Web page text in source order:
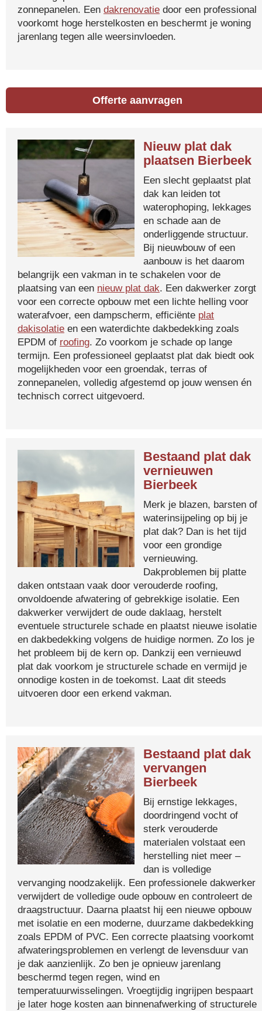
zonnepanelen. Een dakrenovatie door een professional
voorkomt hoge herstelkosten en beschermt je woning
jarenlang tegen alle weersinvloeden.
Offerte aanvragen
Nieuw plat dak
plaatsen Bierbeek
Een slecht geplaatst plat
dak kan leiden tot
waterophoping, lekkages
en schade aan de
onderliggende structuur.
Bij nieuwbouw of een
aanbouw is het daarom
belangrijk een vakman in te schakelen voor de
plaatsing van een nieuw plat dak. Een dakwerker zorgt
voor een correcte opbouw met een lichte helling voor
waterafvoer, een dampscherm, efficiënte plat
dakisolatie en een waterdichte dakbedekking zoals
EPDM of roofing. Zo voorkom je schade op lange
termijn. Een professioneel geplaatst plat dak biedt ook
mogelijkheden voor een groendak, terras of
zonnepanelen, volledig afgestemd op jouw wensen én
technisch correct uitgevoerd.
Bestaand plat dak
vernieuwen
Bierbeek
Merk je blazen, barsten of
waterinsijpeling op bij je
plat dak? Dan is het tijd
voor een grondige
vernieuwing.
Dakproblemen bij platte
daken ontstaan vaak door verouderde roofing,
onvoldoende afwatering of gebrekkige isolatie. Een
dakwerker verwijdert de oude daklaag, herstelt
eventuele structurele schade en plaatst nieuwe isolatie
en dakbedekking volgens de huidige normen. Zo los je
het probleem bij de kern op. Dankzij een vernieuwd
plat dak voorkom je structurele schade en vermijd je
onnodige kosten in de toekomst. Laat dit steeds
uitvoeren door een erkend vakman.
Bestaand plat dak
vervangen
Bierbeek
Bij ernstige lekkages,
doordringend vocht of
sterk verouderde
materialen volstaat een
herstelling niet meer –
dan is volledige
vervanging noodzakelijk. Een professionele dakwerker
verwijdert de volledige oude opbouw en controleert de
draagstructuur. Daarna plaatst hij een nieuwe opbouw
met isolatie en een moderne, duurzame dakbedekking
zoals EPDM of PVC. Een correcte plaatsing voorkomt
afwateringsproblemen en verlengt de levensduur van
je dak aanzienlijk. Zo ben je opnieuw jarenlang
beschermd tegen regen, wind en
temperatuurwisselingen. Vroegtijdig ingrijpen bespaart
je later hoge kosten aan binnenafwerking of structurele